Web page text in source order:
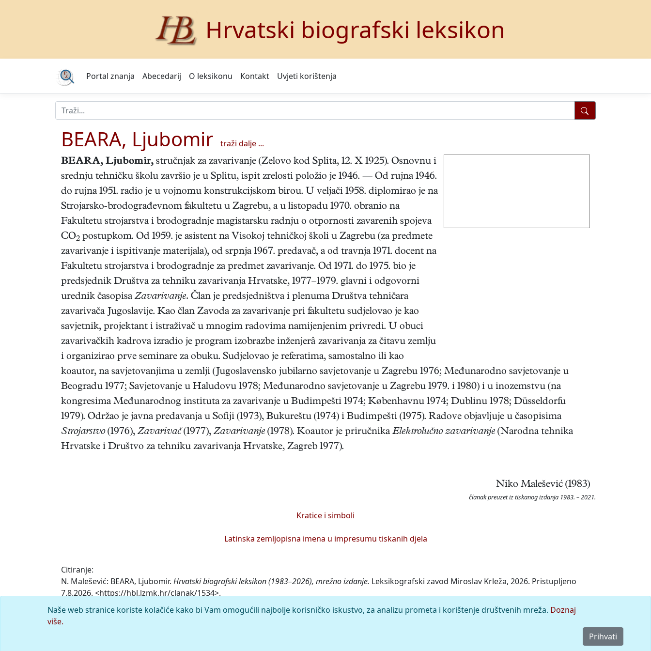
Hrvatski biografski leksikon
Portal znanja Abecedarij O leksikonu Kontakt Uvjeti korištenja
BEARA, Ljubomir traži dalje ...
BEARA, Ljubomir, stručnjak za zavarivanje (Zelovo kod Splita, 12. X 1925). Osnovnu i
srednju tehničku školu završio je u Splitu, ispit zrelosti položio je 1946. — Od rujna 1946.
do rujna 1951. radio je u vojnomu konstrukcijskom birou. U veljači 1958. diplomirao je na
Strojarsko-brodograđevnom fakultetu u Zagrebu, a u listopadu 1970. obranio na
Fakultetu strojarstva i brodogradnje magistarsku radnju o otpornosti zavarenih spojeva
CO2 postupkom. Od 1959. je asistent na Visokoj tehničkoj školi u Zagrebu (za predmete
zavarivanje i ispitivanje materijala), od srpnja 1967. predavač, a od travnja 1971. docent na
Fakultetu strojarstva i brodogradnje za predmet zavarivanje. Od 1971. do 1975. bio je
predsjednik Društva za tehniku zavarivanja Hrvatske, 1977–1979. glavni i odgovorni
urednik časopisaZavarivanje. Član je predsjedništva i plenuma Društva tehničara
zavarivača Jugoslavije. Kao član Zavoda za zavarivanje pri fakultetu sudjelovao je kao
savjetnik, projektant i istraživač u mnogim radovima namijenjenim privredi. U obuci
zavarivačkih kadrova izradio je program izobrazbe inženjerâ zavarivanja za čitavu zemlju
i organizirao prve seminare za obuku. Sudjelovao je referatima, samostalno ili kao
koautor, na savjetovanjima u zemlji (Jugoslavensko jubilarno savjetovanje u Zagrebu 1976; Međunarodno savjetovanje u
Beogradu 1977; Savjetovanje u Haludovu 1978; Međunarodno savjetovanje u Zagrebu 1979. i 1980) i u inozemstvu (na
kongresima Međunarodnog instituta za zavarivanje u Budimpešti 1974; Københavnu 1974; Dublinu 1978; Düsseldorfu
1979). Održao je javna predavanja u Sofiji (1973), Bukureštu (1974) i Budimpešti (1975). Radove objavljuje u časopisima
Strojarstvo(1976),Zavarivač(1977),Zavarivanje (1978). Koautor je priručnika Elektrolučno zavarivanje (Narodna tehnika
Hrvatske i Društvo za tehniku zavarivanja Hrvatske, Zagreb 1977).
Niko Malešević (1983)
članak preuzet iz tiskanog izdanja 1983. – 2021.
Kratice i simboli
Latinska zemljopisna imena u impresumu tiskanih djela
Citiranje:
N. Malešević: BEARA, Ljubomir. Hrvatski biografski leksikon (1983–2026), mrežno izdanje. Leksikografski zavod Miroslav Krleža, 2026. Pristupljeno
7.8.2026. <https://hbl.lzmk.hr/clanak/1534>.
Komentar
Naše web stranice koriste kolačiće kako bi Vam omogućili najbolje korisničko iskustvo, za analizu prometa i korištenje društvenih mreža. Doznaj
više.
Prihvati